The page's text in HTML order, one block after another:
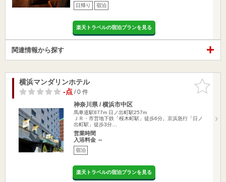
日帰り 宿泊
楽天トラベルの宿泊プランを見る
関連情報から探す
お気に入
りに追加
横浜マンダリンホテル
-点/ 0 件
神奈川県 / 横浜市中区
馬車道駅877m 日ノ出町駅257m
ＪＲ・市営地下鉄「桜木町駅」徒歩6分。京浜急行「日ノ
出町駅」徒歩3分…
営業時間
入浴料金 ～
宿泊
楽天トラベルの宿泊プランを見る